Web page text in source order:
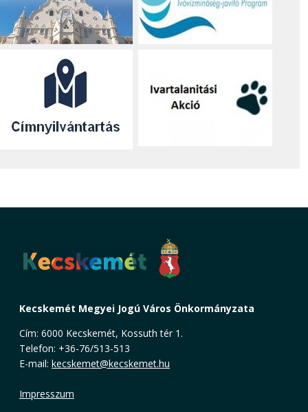
Kecskemét Megyei Jogú Város Önkormányzata
Cím: 6000 Kecskemét, Kossuth tér 1.
Telefon: +36-76/513-513
E-mail: kecskemet@kecskemet.hu
Impresszum